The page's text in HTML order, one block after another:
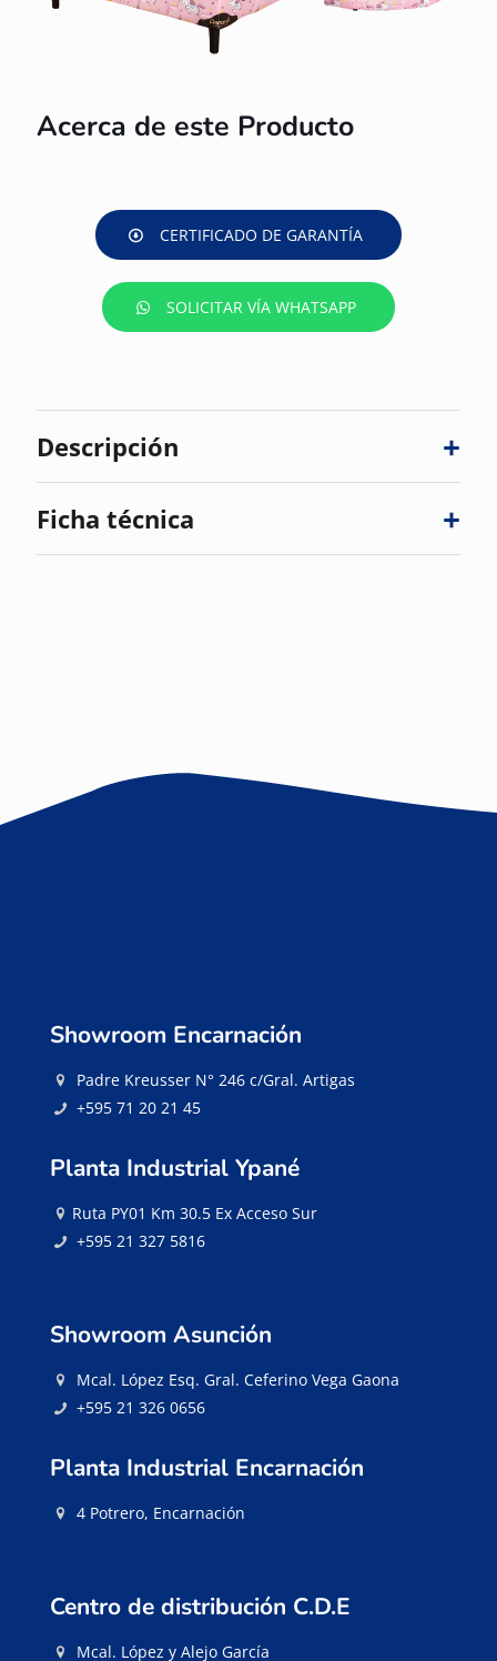
Acerca de este Producto
CERTIFICADO DE GARANTÍA
SOLICITAR VÍA WHATSAPP
Descripción
Ficha técnica
Showroom Encarnación
Padre Kreusser N° 246 c/Gral. Artigas
+595 71 20 21 45
Planta Industrial Ypané
Ruta PY01 Km 30.5 Ex Acceso Sur
+595 21 327 5816
Showroom Asunción
Mcal. López Esq. Gral. Ceferino Vega Gaona
+595 21 326 0656
Planta Industrial Encarnación
4 Potrero, Encarnación
Centro de distribución C.D.E
Mcal. López y Alejo García